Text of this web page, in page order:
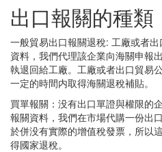
出口報關的種類
一般貿易出口報關退稅: 工廠或者
資料，我們代理該企業向海關申報
執退回給工廠。工廠或者出口貿易
一定的時間内取得海關退稅補貼。
買單報關：没有出口單證與權限的
報關資料，我們在市場代購一份出
於併没有實際的增值稅發票，所以
得國家退稅。